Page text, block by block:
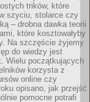
trików, które
szyciu, stolarce czy
– drobna dawka teorii
które kosztowałyby
Na szczęście żyjemy
do wiedzy jest
Wielu początkujących
korzysta z
online czy
opisano, jak przejść
pomocne potrafi